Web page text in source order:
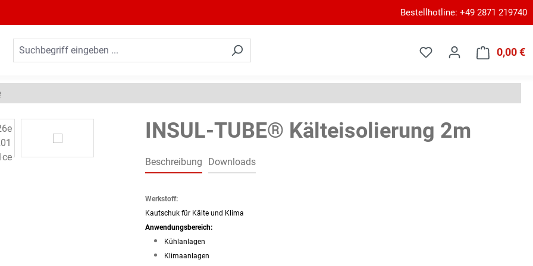
Bestellhotline: +49 2871 219740
0,00 €
INSUL-TUBE® Kälteisolierung 2m
Beschreibung Downloads
Werkstoff:
Kautschuk für Kälte und Klima
Anwendungsbereich:
Kühlanlagen
Klimaanlagen